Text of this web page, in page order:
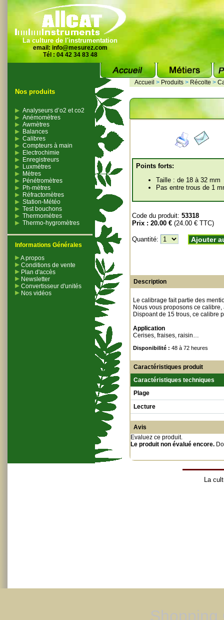
La culture de l'instrumentation
email: info@mesurez.com
Tél : 04 42 34 83 48
Nos produits
Analyseurs d’o2 et co2
Anémomètres
Awmètres
Balances
Calibres
Compteurs à main
Electrochimie
Enregistreurs
Luxmètres
Mètres
Pénétromètres
Ph-mètres
Réfractomètres
Station-Météo
Test bouchons
Thermomètres
Thermo-hygromètres
Informations Générales
A propos
Conditions de vente
Plan d'accès
Newsletter
Convertisseur d'unités
Nos vidéos
Accueil > Produits > Récolte >
Points forts:
Taille : de 18 à 32 mm
Pas entre trous de 1
Code du produit: 53318
Prix : 20.00 € (24.00 € TTC)
Quantité: Ajouter
Description
Le calibrage fait partie des
Nous vous proposons ce
Dispoant de 15 trous, ce calibre
Application
Cerises, fraises, raisin…
Disponibilité : 48 à 72 heures
Caractéristiques produit
Caractéristiques techniques
Plage
Lecture
Avis
Evaluez ce produit.
Le produit non évalué encore.
La
Shopping